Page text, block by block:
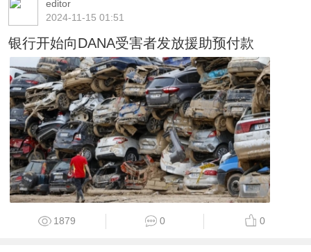
editor
2024-11-15 01:51
银行开始向DANA受害者发放援助预付款
1879 0 0